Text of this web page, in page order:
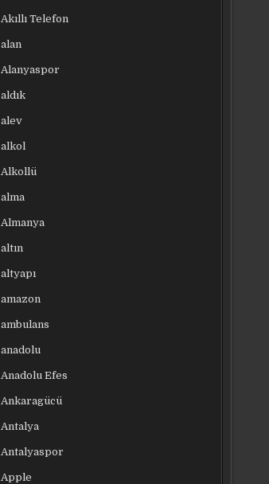
Akıllı Telefon
alan
Alanyaspor
aldık
alev
alkol
Alkollü
alma
Almanya
altın
altyapı
amazon
ambulans
anadolu
Anadolu Efes
Ankaragücü
Antalya
Antalyaspor
Apple